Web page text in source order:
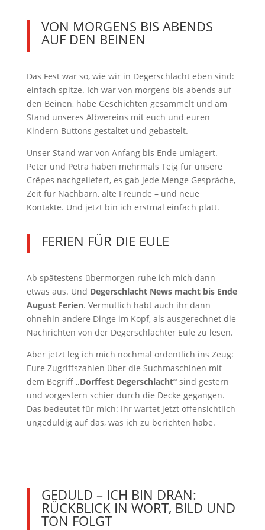
VON MORGENS BIS ABENDS
AUF DEN BEINEN
Das Fest war so, wie wir in Degerschlacht eben sind:
einfach spitze. Ich war von morgens bis abends auf
den Beinen, habe Geschichten gesammelt und am
Stand unseres Albvereins mit euch und euren
Kindern Buttons gestaltet und gebastelt.
Unser Stand war von Anfang bis Ende umlagert.
Peter und Petra haben mehrmals Teig für unsere
Crêpes nachgeliefert, es gab jede Menge Gespräche,
Zeit für Nachbarn, alte Freunde – und neue
Kontakte. Und jetzt bin ich erstmal einfach platt.
FERIEN FÜR DIE EULE
Ab spätestens übermorgen ruhe ich mich dann
etwas aus. Und Degerschlacht News macht bis Ende
August Ferien. Vermutlich habt auch ihr dann
ohnehin andere Dinge im Kopf, als ausgerechnet die
Nachrichten von der Degerschlachter Eule zu lesen.
Aber jetzt leg ich mich nochmal ordentlich ins Zeug:
Eure Zugriffszahlen über die Suchmaschinen mit
dem Begriff „Dorffest Degerschlacht“sind gestern
und vorgestern schier durch die Decke gegangen.
Das bedeutet für mich: Ihr wartet jetzt offensichtlich
ungeduldig auf das, was ich zu berichten habe.
GEDULD – ICH BIN DRAN:
RÜCKBLICK IN WORT, BILD UND
TON FOLGT